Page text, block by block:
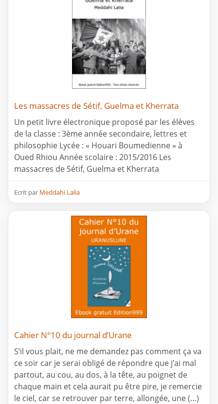
Les massacres de Sétif, Guelma et Kherrata
Un petit livre électronique proposé par les élèves
de la classe : 3ème année secondaire, lettres et
philosophie Lycée : « Houari Boumedienne » à
Oued Rhiou Année scolaire : 2015/2016 Les
massacres de Sétif, Guelma et Kherrata
Ecrit par Meddahi Lalia
Cahier N°10 du journal d’Urane
S’il vous plait, ne me demandez pas comment ça va
ce soir car je serai obligé de répondre que j’ai mal
partout, au cou, au dos, à la tête, au poignet de
chaque main et cela aurait pu être pire, je remercie
le ciel, car se retrouver par terre, allongée, une (…)